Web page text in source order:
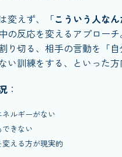
変えず、「こういう人なん
の反応を変えるアプロー
り切る、相手の言動を「
い訓練をする、といった方
：
ルギーがない
きない
える方が現実的